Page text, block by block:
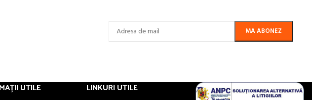
UTILE LINKURI UTILE